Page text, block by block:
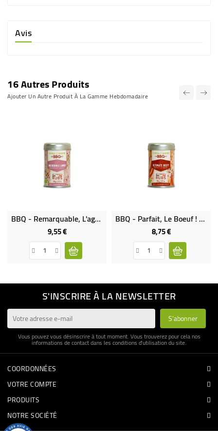
Avis
16 Autres Produits
Ajouter Un Autre Produit À La Gamme Hebdomadaire
BBQ - Remarquable, L'agneau ! - My French Rubs Bio
9,55 €Prix
BBQ - Parfait, Le Boeuf ! - My French Rubs Bio
8,75 €Prix
S'INSCRIRE À LA NEWSLETTER
Vous pouvez vous désinscrire à tout moment. Vous trouverez pour cela nos
informations de contact dans les conditions d'utilisation du site.
COORDONNÉES
VOTRE COMPTE
PRODUITS
NOTRE SOCIÉTÉ